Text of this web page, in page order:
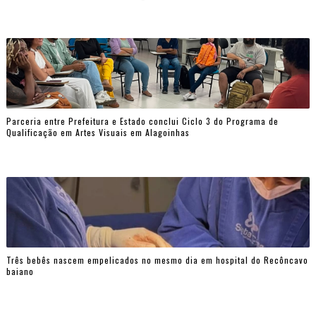
Parceria entre Prefeitura e Estado conclui Ciclo 3 do Programa de
Qualificação em Artes Visuais em Alagoinhas
Três bebês nascem empelicados no mesmo dia em hospital do Recôncavo
baiano